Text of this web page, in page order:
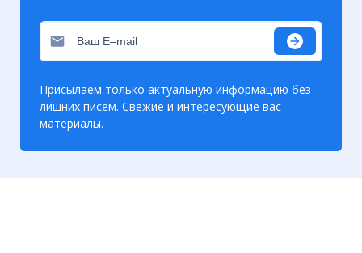
Присылаем только актуальную информацию без
лишних писем. Свежие и интересующие вас
материалы.